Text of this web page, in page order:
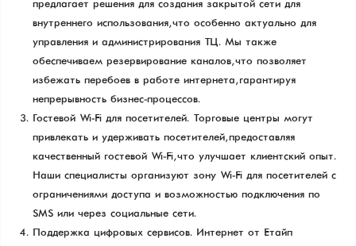
предлагает решения для создания закрытой сети для
внутреннего использования, что особенно актуально для
управления и администрирования ТЦ. Мы также
обеспечиваем резервирование каналов, что позволяет
избежать перебоев в работе интернета, гарантируя
непрерывность бизнес-процессов.
Гостевой Wi-Fi для посетителей. Торговые центры могут
привлекать и удерживать посетителей, предоставляя
качественный гостевой Wi-Fi, что улучшает клиентский опыт.
Наши специалисты организуют зону Wi-Fi для посетителей с
ограничениями доступа и возможностью подключения по
SMS или через социальные сети.
Поддержка цифровых сервисов. Интернет от Етайп